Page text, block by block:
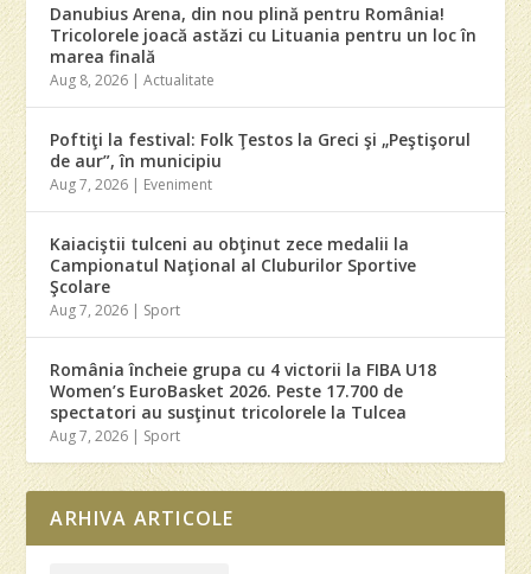
Danubius Arena, din nou plină pentru România!
Tricolorele joacă astăzi cu Lituania pentru un loc în
marea finală
Aug 8, 2026 |Actualitate
Poftiţi la festival: Folk Ţestos la Greci şi „Peştişorul
de aur”, în municipiu
Aug 7, 2026 | Eveniment
Kaiaciştii tulceni au obţinut zece medalii la
Campionatul Naţional al Cluburilor Sportive
Şcolare
Aug 7, 2026 | Sport
România încheie grupa cu 4 victorii la FIBA U18
Women’s EuroBasket 2026. Peste 17.700 de
spectatori au susţinut tricolorele la Tulcea
Aug 7, 2026 | Sport
ARHIVA ARTICOLE